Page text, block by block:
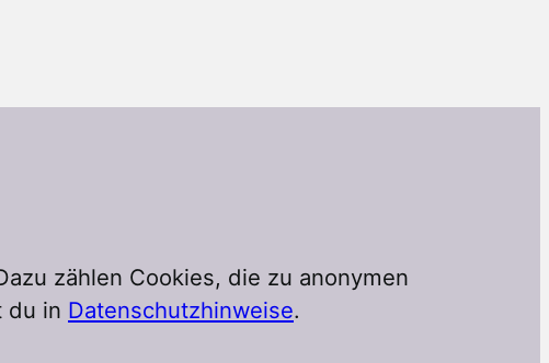
zählen Cookies, die zu anonymen
du in Datenschutzhinweise.